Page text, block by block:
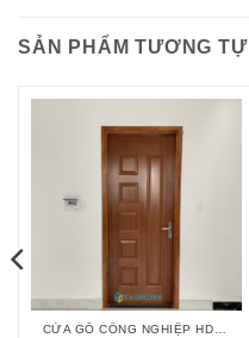
SẢN PHẨM TƯƠNG TỰ
CỬA GỖ CÔNG NGHIỆP HDF VENEER